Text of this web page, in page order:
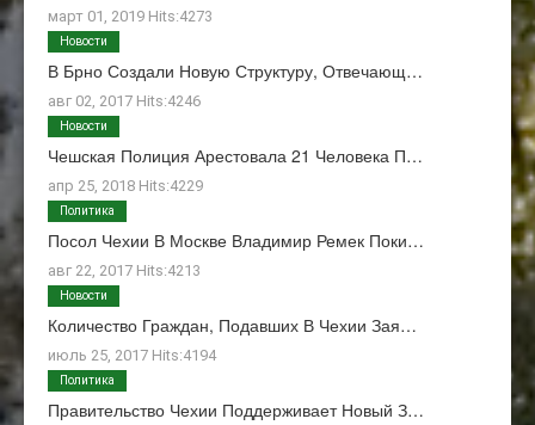
март 01, 2019 Hits:4273
В Брно Создали Новую Структуру, Отвечающ…
авг 02, 2017 Hits:4246
Новости
Чешская Полиция Арестовала 21 Человека П…
апр 25, 2018 Hits:4229
Новости
Посол Чехии В Москве Владимир Ремек Поки…
авг 22, 2017 Hits:4213
Политика
Количество Граждан, Подавших В Чехии Зая…
июль 25, 2017 Hits:4194
Новости
Правительство Чехии Поддерживает Новый З…
Политика